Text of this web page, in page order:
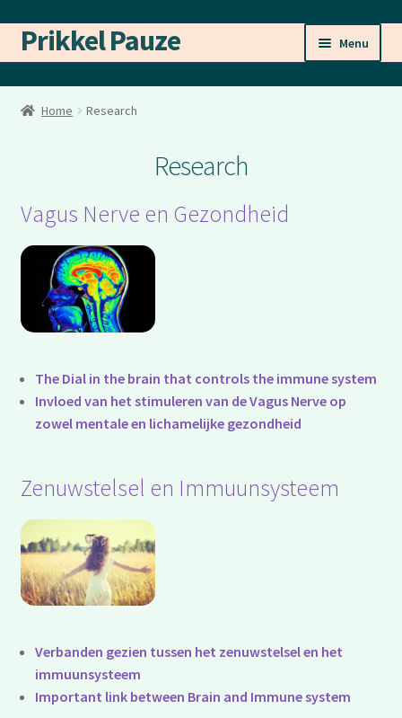
Ga
door
navigatie
Ga
naar
inhoud
Prikkel Pauze Menu
Tools
Research
Dutch
Home Research
Research
Vagus Nerve en Gezondheid
The Dial in the brain that controls the immune system
Invloed van het stimuleren van de Vagus Nerve op
zowel mentale en lichamelijke gezondheid
Zenuwstelsel en Immuunsysteem
Verbanden gezien tussen het zenuwstelsel en het
immuunsysteem
Important link between Brain and Immune system